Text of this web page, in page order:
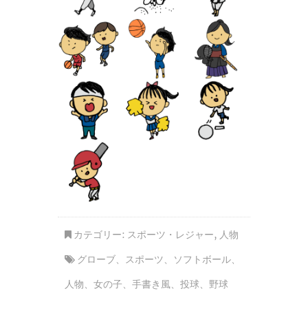
カテゴリー: スポーツ・レジャー, 人物
グローブ、 スポーツ、 ソフトボール、
人物、 女の子、 手書き風、 投球、 野球